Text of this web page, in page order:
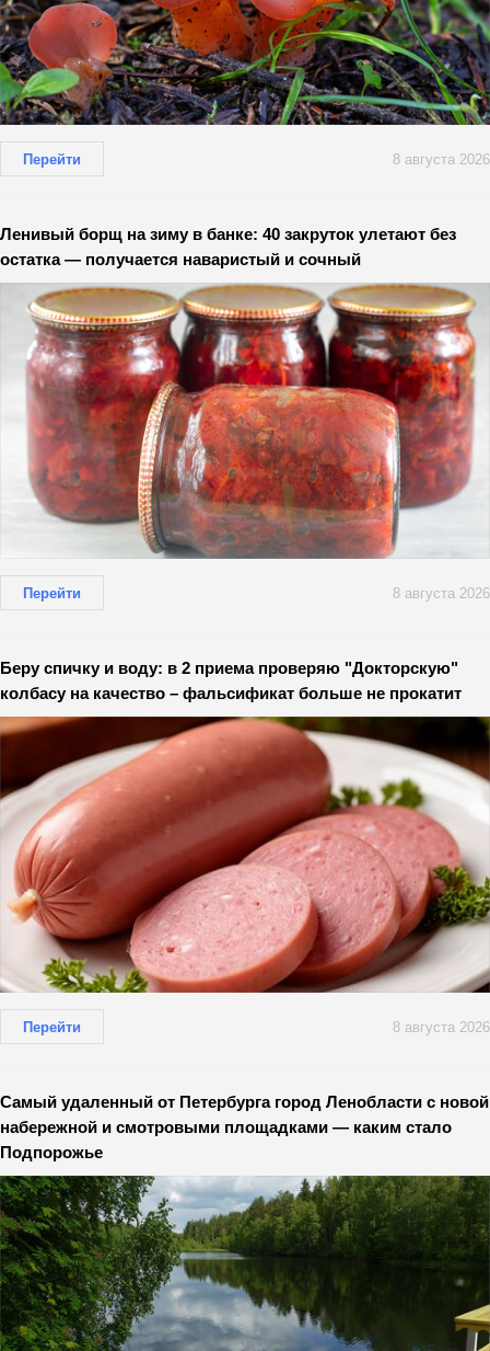
Перейти 8 августа 2026
Ленивый борщ на зиму в банке: 40 закруток улетают без
остатка — получается наваристый и сочный
Перейти 8 августа 2026
Беру спичку и воду: в 2 приема проверяю "Докторскую"
колбасу на качество – фальсификат больше не прокатит
Перейти 8 августа 2026
Самый удаленный от Петербурга город Ленобласти с новой
набережной и смотровыми площадками — каким стало
Подпорожье